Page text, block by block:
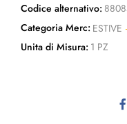
Codice alternativo:
Categoria Merc: ESTIVE
Unita di Misura: 1 PZ